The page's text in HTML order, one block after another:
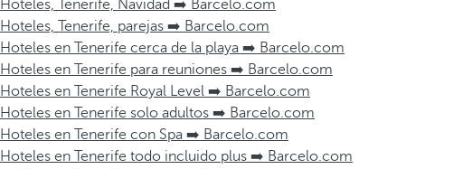
Hoteles, Tenerife, Navidad ➡️ Barcelo.com
Hoteles, Tenerife, parejas ➡️ Barcelo.com
Hoteles en Tenerife cerca de la playa ➡️ Barcelo.com
Hoteles en Tenerife para reuniones ➡️ Barcelo.com
Hoteles en Tenerife Royal Level ➡️ Barcelo.com
Hoteles en Tenerife solo adultos ➡️ Barcelo.com
Hoteles en Tenerife con Spa ➡️ Barcelo.com
Hoteles en Tenerife todo incluido plus ➡️ Barcelo.com